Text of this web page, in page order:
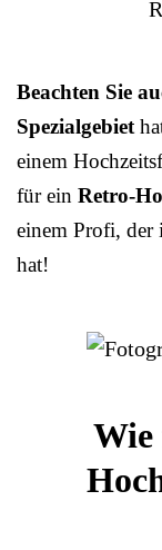
Beachten Sie
Spezialgebiet
einem
für ein Retro-
einem Profi, der
hat!
Wie